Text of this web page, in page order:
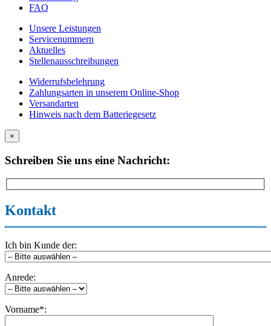
FAQ
Unsere Leistungen
Servicenummern
Aktuelles
Stellenausschreibungen
Widerrufsbelehrung
Zahlungsarten in unserem Online-Shop
Versandarten
Hinweis nach dem Batteriegesetz
×
Schreiben Sie uns eine Nachricht:
Kontakt
Ich bin Kunde der:
Anrede:
Vorname*: